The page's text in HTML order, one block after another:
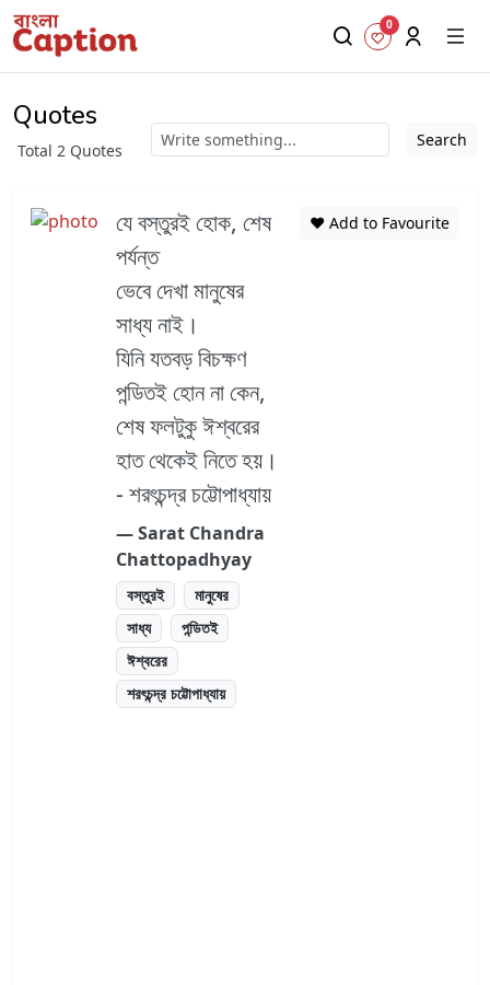
0
Quotes
Total 2 Quotes
Search
যে বস্তুরই হোক, শেষ
পর্যন্ত
ভেবে দেখা মানুষের
সাধ্য নাই।
যিনি যতবড় বিচক্ষণ
পন্ডিতই হোন না কেন,
শেষ ফলটুকু ঈশ্বরের
হাত থেকেই নিতে হয়।
- শরৎচন্দ্র চট্টোপাধ্যায়
― Sarat Chandra
Chattopadhyay
বস্তুরই
মানুষের
সাধ্য
পন্ডিতই
ঈশ্বরের
শরৎচন্দ্র চট্টোপাধ্যায়
❤️ Add to Favourite